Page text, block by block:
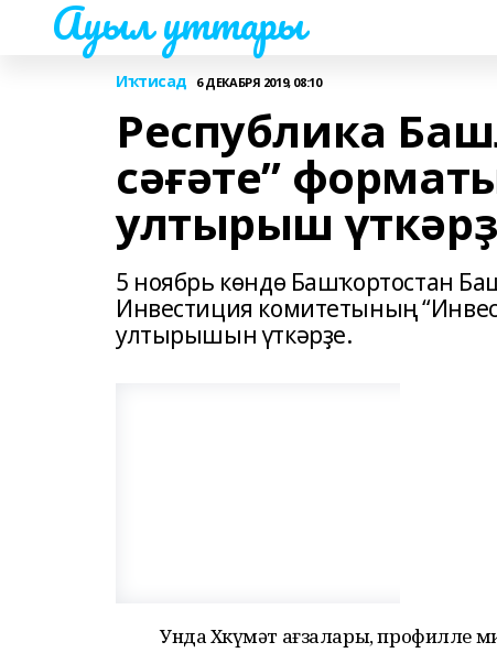
Ауыл уттары
Иҡтисад 6 ДЕКАБРЯ 2019, 08:10
Республика
сәғәте”
ултырыш
5 ноябрь көндө Башҡортостан
Инвестиция комитетының
ултырышын үткәрҙе.
Унда Хөкүмәт ағзалары, профилле